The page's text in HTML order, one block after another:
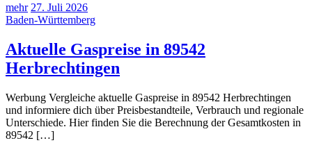
mehr 27. Juli 2026
Baden-Württemberg
Aktuelle Gaspreise in 89542
Herbrechtingen
Werbung Vergleiche aktuelle Gaspreise in 89542 Herbrechtingen
und informiere dich über Preisbestandteile, Verbrauch und regionale
Unterschiede. Hier finden Sie die Berechnung der Gesamtkosten in
89542 […]